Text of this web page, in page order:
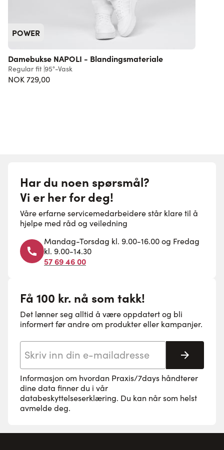
POWER
Damebukse NAPOLI - Blandingsmateriale
Regular fit 95°-Vask
NOK 729,00
Har du noen spørsmål?
Vi er her for deg!
Våre erfarne servicemedarbeidere står klare til å
hjelpe med råd og veiledning
Mandag-Torsdag kl. 9.00-16.00 og Fredag
kl. 9.00-14.30
57 69 46 00
Få 100 kr. nå som takk!
Det lønner seg alltid å være oppdatert og bli
informert før andre om produkter eller kampanjer.
Informasjon om hvordan Praxis/7days håndterer
dine data finner du i vår
databeskyttelseserklæring. Du kan når som helst
avmelde deg.